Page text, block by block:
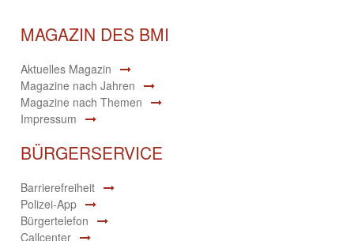
MAGAZIN DES BMI
Aktuelles Magazin
Magazine nach Jahren
Magazine nach Themen
Impressum
BÜRGERSERVICE
Barrierefreiheit
Polizei-App
Bürgertelefon
Callcenter